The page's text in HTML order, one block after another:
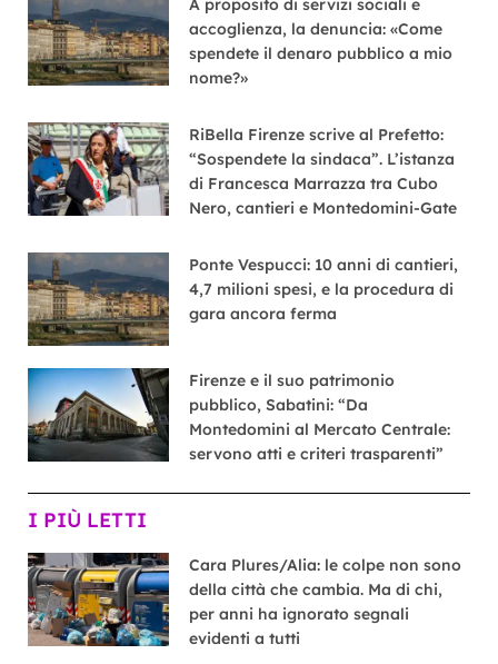
A proposito di servizi sociali e
accoglienza, la denuncia: «Come
spendete il denaro pubblico a mio
nome?»
RiBella Firenze scrive al Prefetto:
“Sospendete la sindaca”. L’istanza
di Francesca Marrazza tra Cubo
Nero, cantieri e Montedomini-Gate
Ponte Vespucci: 10 anni di cantieri,
4,7 milioni spesi, e la procedura di
gara ancora ferma
Firenze e il suo patrimonio
pubblico, Sabatini: “Da
Montedomini al Mercato Centrale:
servono atti e criteri trasparenti”
I PIÙ LETTI
Cara Plures/Alia: le colpe non sono
della città che cambia. Ma di chi,
per anni ha ignorato segnali
evidenti a tutti